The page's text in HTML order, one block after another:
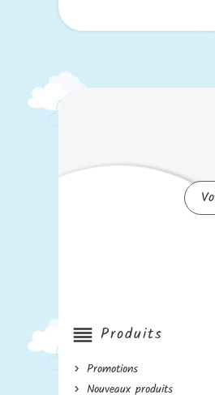
reorder Produits
Promotions
Nouveaux produits